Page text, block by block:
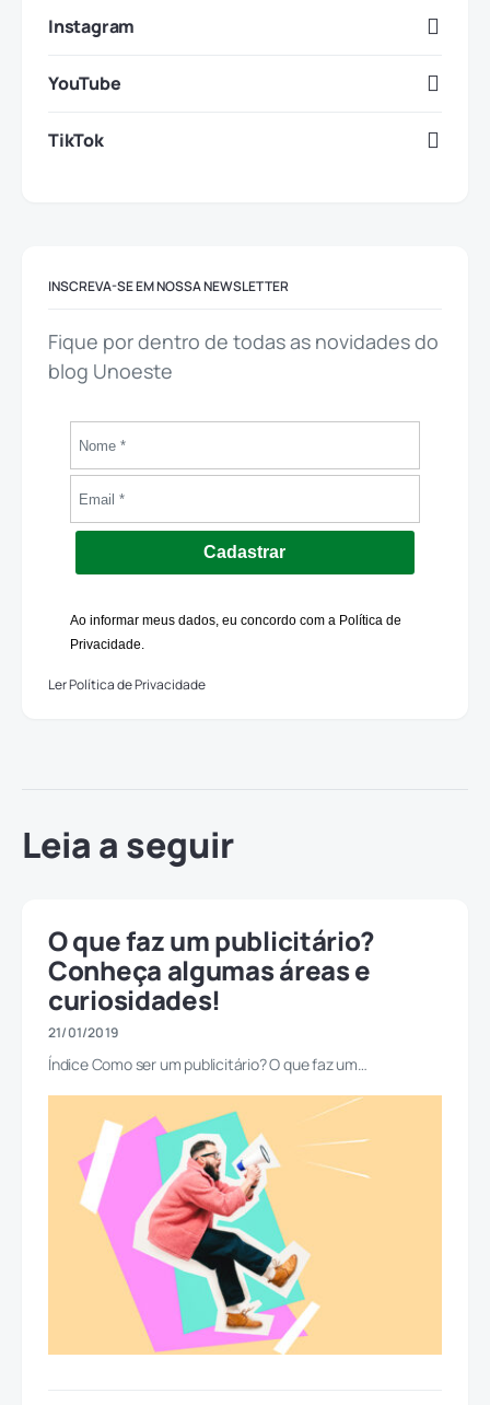
Instagram
YouTube
TikTok
INSCREVA-SE EM NOSSA NEWSLETTER
Fique por dentro de todas as novidades do
blog Unoeste
Cadastrar
Ao informar meus dados, eu concordo com a Política de
Privacidade.
Ler Política de Privacidade
Leia a seguir
O que faz um publicitário?
Conheça algumas áreas e
curiosidades!
21/01/2019
Índice Como ser um publicitário? O que faz um…